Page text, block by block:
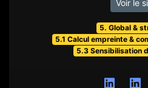
Voir le
5. Global &
5.1 Calcul empreinte &
5.3 Sensibilisation